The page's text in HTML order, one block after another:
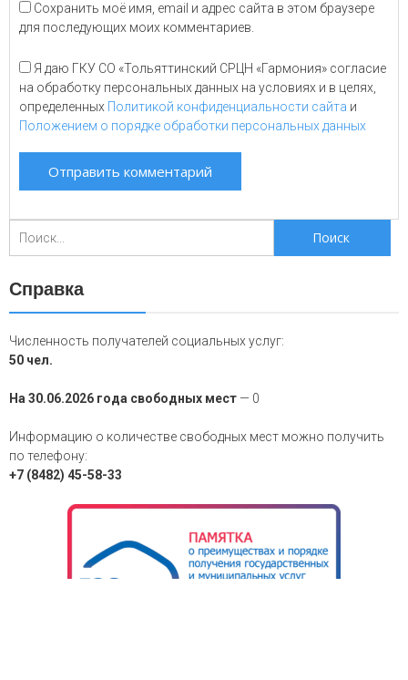
Сохранить моё имя, email и адрес сайта в этом браузере
для последующих моих комментариев.
Я даю ГКУ СО «Тольяттинский СРЦН «Гармония» согласие
на обработку персональных данных на условиях и в целях,
определенных Политикой конфиденциальности сайта и
Положением о порядке обработки персональных данных
для:
Справка
Численность получателей социальных услуг:
50 чел.
На 30.06.2026 года свободных мест — 0
Информацию о количестве свободных мест можно получить
по телефону:
+7 (8482) 45-58-33